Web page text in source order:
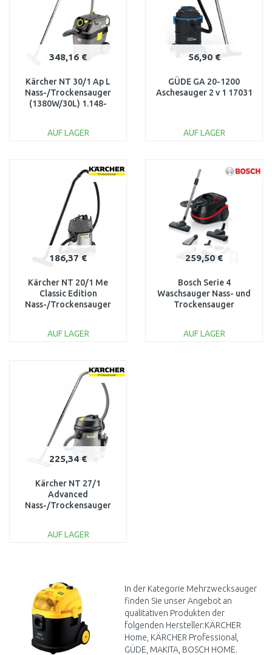
348,16 €
Kärcher NT 30/1 Ap L
Nass-/Trockensauger
(1380W/30L) 1.148-
AUF LAGER
Vergleichen
56,90 €
GÜDE GA 20-1200
Aschesauger 2 v 1 17031
AUF LAGER
Vergleichen
186,37 €
Kärcher NT 20/1 Me
Classic Edition
Nass-/Trockensauger
AUF LAGER
Vergleichen
259,50 €
Bosch Serie 4
Waschsauger Nass- und
Trockensauger
AUF LAGER
225,34 €
Kärcher NT 27/1
Advanced
Nass-/Trockensauger
AUF LAGER
Vergleichen
In der Kategorie Mehrzwecksauger
finden Sie unser Angebot an
qualitativen Produkten der
folgenden Hersteller:KÄRCHER
Home, KÄRCHER Professional,
GÜDE, MAKITA, BOSCH HOME.